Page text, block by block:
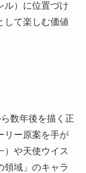
ル）に位置づけ
して楽しむ価値
数年後を描く正
リー原案を手が
）や天使ウイス
領域」のキャラ